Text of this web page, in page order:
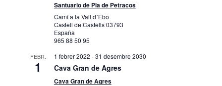
Santuario de Pla de Petracos
Camí a la Vall d´Ebo
Castell de Castells03793
España
965 88 50 95
FEBR.
1
1 febrer 2022 -31 desembre 2030
Cava Gran de Agres
Cava Gran de Agres